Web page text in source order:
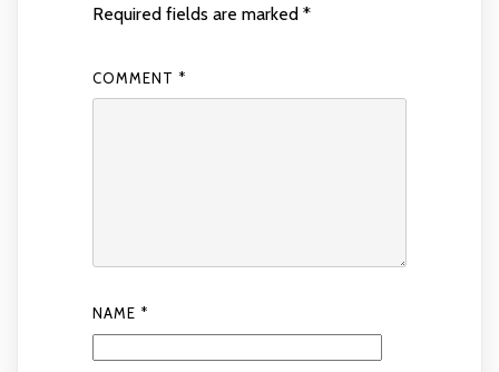
Required fields are marked *
COMMENT *
NAME *